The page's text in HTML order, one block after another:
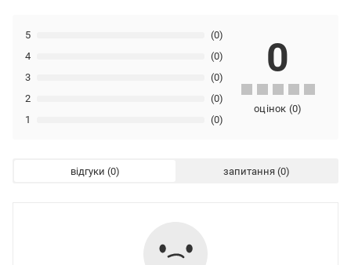
1 (0)
2 (0)
3 (0)
4 (0)
5 (0)
0
оцінок (0)
відгуки запитання